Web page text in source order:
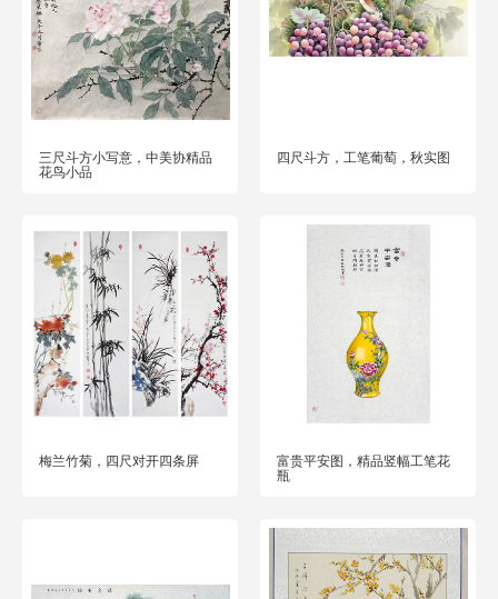
三尺斗方小写意，中美协精品
花鸟小品
四尺斗方，工笔葡萄，秋实图
梅兰竹菊，四尺对开四条屏
富贵平安图，精品竖幅工笔花
瓶